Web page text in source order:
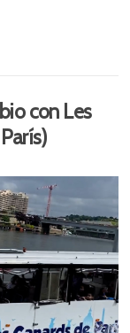
con Les